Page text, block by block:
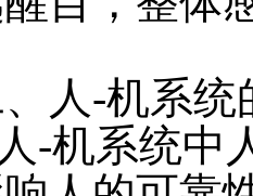
-机系统
系统中